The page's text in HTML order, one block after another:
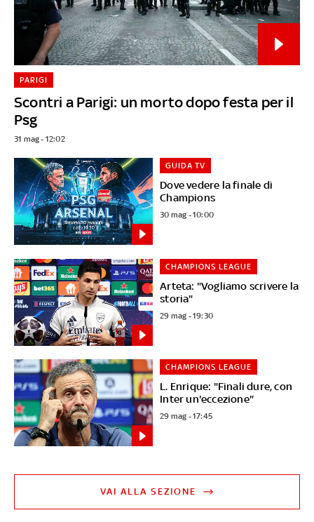
Scontri a Parigi: un morto dopo festa per il
Psg
PARIGI
31 mag - 12:02
Dove vedere la finale di
Champions
GUIDA TV
30 mag - 10:00
Arteta: "Vogliamo scrivere la
storia"
CHAMPIONS LEAGUE
29 mag - 19:30
L. Enrique: "Finali dure, con
Inter un'eccezione"
CHAMPIONS LEAGUE
29 mag - 17:45
VAI ALLA SEZIONE